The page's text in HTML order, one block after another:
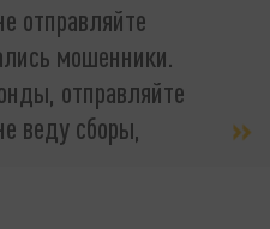
отправляйте
мошенники.
отправляйте
веду сборы,